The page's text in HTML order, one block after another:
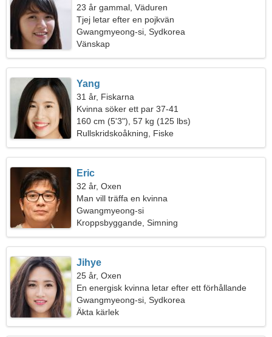
23 år gammal, Väduren
Tjej letar efter en pojkvän
Gwangmyeong-si, Sydkorea
Vänskap
Yang
31 år, Fiskarna
Kvinna söker ett par 37-41
160 cm (5'3"), 57 kg (125 lbs)
Rullskridskoåkning, Fiske
Eric
32 år, Oxen
Man vill träffa en kvinna
Gwangmyeong-si
Kroppsbyggande, Simning
Jihye
25 år, Oxen
En energisk kvinna letar efter ett förhållande
Gwangmyeong-si, Sydkorea
Äkta kärlek